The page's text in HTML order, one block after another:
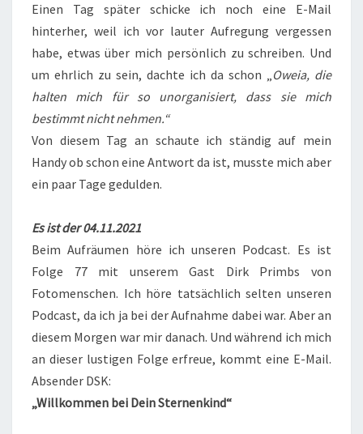
Einen Tag später schicke ich noch eine E-Mail
hinterher, weil ich vor lauter Aufregung vergessen
habe, etwas über mich persönlich zu schreiben. Und
um ehrlich zu sein, dachte ich da schon „Oweia, die
halten mich für so unorganisiert, dass sie mich
bestimmt nicht nehmen.“
Von diesem Tag an schaute ich ständig auf mein
Handy ob schon eine Antwort da ist, musste mich aber
ein paar Tage gedulden.
Es ist der 04.11.2021
Beim Aufräumen höre ich unseren Podcast. Es ist
Folge 77 mit unserem Gast Dirk Primbs von
Fotomenschen. Ich höre tatsächlich selten unseren
Podcast, da ich ja bei der Aufnahme dabei war. Aber an
diesem Morgen war mir danach. Und während ich mich
an dieser lustigen Folge erfreue, kommt eine E-Mail.
Absender DSK:
„Willkommen bei Dein Sternenkind“